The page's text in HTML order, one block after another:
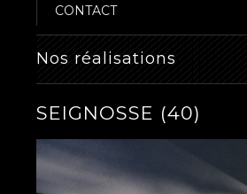
CONTACT
Nos réalisations
SEIGNOSSE (40)